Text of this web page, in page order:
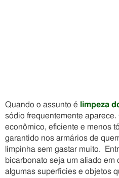
Quando o assunto é limpeza
sódio frequentemente
econômico, eficiente e menos
garantido nos armários de
limpinha sem gastar muito.
bicarbonato seja um aliado em
algumas superfícies e objetos